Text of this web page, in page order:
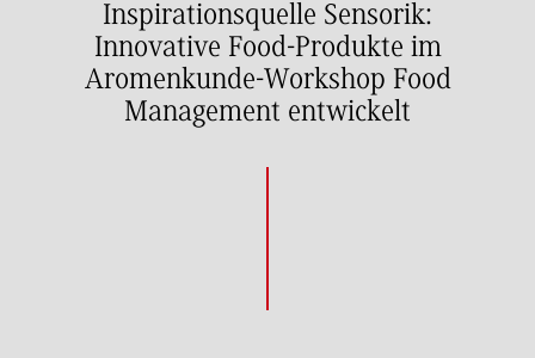
Inspirationsquelle Sensorik:
Innovative Food-Produkte im
Aromenkunde-Workshop Food
Management entwickelt